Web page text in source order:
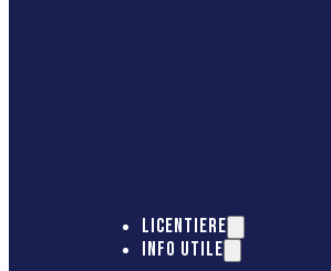
LICENTIERE
INFO UTILE